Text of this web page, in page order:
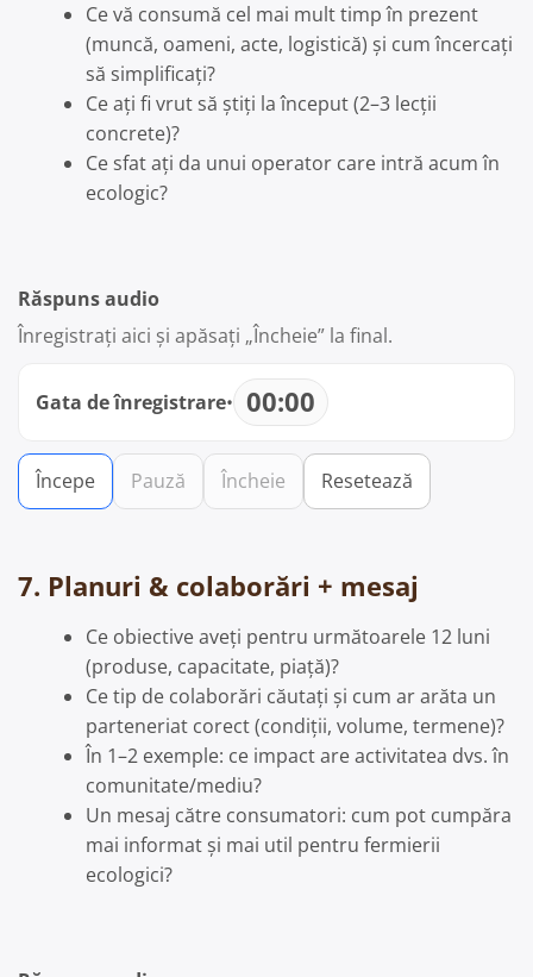
Ce vă consumă cel mai mult timp în prezent
(muncă, oameni, acte, logistică) și cum încercați
să simplificați?
Ce ați fi vrut să știți la început (2–3 lecții
concrete)?
Ce sfat ați da unui operator care intră acum în
ecologic?
Răspuns audio
Înregistrați aici și apăsați „Încheie” la final.
Gata de înregistrare• 00:00
Începe Pauză Încheie Resetează
7. Planuri & colaborări + mesaj
Ce obiective aveți pentru următoarele 12 luni
(produse, capacitate, piață)?
Ce tip de colaborări căutați și cum ar arăta un
parteneriat corect (condiții, volume, termene)?
În 1–2 exemple: ce impact are activitatea dvs. în
comunitate/mediu?
Un mesaj către consumatori: cum pot cumpăra
mai informat și mai util pentru fermierii
ecologici?